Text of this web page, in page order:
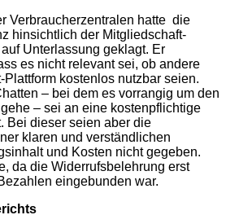
Verbraucherzentralen hatte die
hinsichtlich der Mitgliedschaft-
Unterlassung geklagt. Er
es nicht relevant sei, ob andere
Plattform kostenlos nutzbar seien.
– bei dem es vorrangig um den
– sei an eine kostenpflichtige
Bei dieser seien aber die
klaren und verständlichen
und Kosten nicht gegeben.
da die Widerrufsbelehrung erst
eingebunden war.